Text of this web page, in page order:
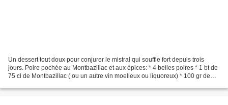
Un dessert tout doux pour conjurer le mistral qui souffle fort depuis trois
jours. Poire pochée au Montbazillac et aux épices: * 4 belles poires * 1 bt de
75 cl de Montbazillac ( ou un autre vin moelleux ou liquoreux) * 100 gr de